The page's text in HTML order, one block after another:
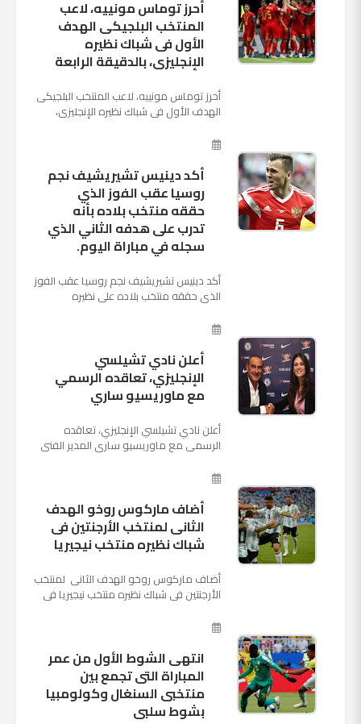
أحرز توماس مونييه، لاعب
المنتخب البلجيكى الهدف
الأول فى شباك نظيره
الإنجليزى، بالدقيقة الرابعة
أحرز توماس مونييه، لاعب المنتخب البلجيكى
الهدف الأول فى شباك نظيره الإنجليزى،
بينهما حاليا على م...
أكد دينيس تشيريشيف نجم
روسيا عقب الفوز الذي
حققه منتخب بلاده بأنه
تدرب على هدفه الثاني الذي
سجله في مباراة اليوم.
أكد دينيس تشيريشيف نجم روسيا عقب الفوز
الذي حققه منتخب بلاده على نظيره
كأس العالم بأنه تدرب على هد...
أعلن نادي تشيلسي
الإنجليزي، تعاقده الرسمي
مع ماوريسيو ساري
أعلن نادي تشيلسي الإنجليزي، تعاقده
الرسمي مع ماوريسيو ساري المدير الفني
المقبل وخلافة أنطونيو كو...
أضاف ماركوس روخو الهدف
الثانى لمنتخب الأرجنتين فى
شباك نظيره منتخب نيجيريا
أضاف ماركوس روخو الهدف الثانى لمنتخب
الأرجنتين فى شباك نظيره منتخب نيجيريا فى
"كريستوفسك...
انتهى الشوط الأول من عمر
المباراة التى تجمع بين
منتخبى السنغال وكولومبيا
بشوط سلبى